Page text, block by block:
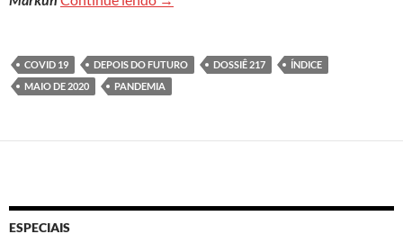
COVID 19 DEPOIS DO FUTURO DOSSIÊ 217
ÍNDICE
MAIO DE 2020
PANDEMIA
ESPECIAIS